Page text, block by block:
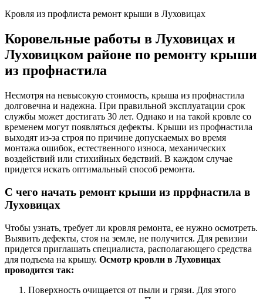
Кровля из профлиста ремонт крыши в Луховицах
Коровельные работы в Луховицах и
Луховицком районе по ремонту крыши
из профнастила
Несмотря на невысокую стоимость, крыша из профнастила
долговечна и надежна. При правильной эксплуатации срок
службы может достигать 30 лет. Однако и на такой кровле со
временем могут появляться дефекты. Крыши из профнастила
выходят из-за строя по причине допускаемых во время
монтажа ошибок, естественного износа, механических
воздействий или стихийных бедствий. В каждом случае
придется искать оптимальный способ ремонта.
С чего начать ремонт крыши из пррфнастила в
Луховицах
Чтобы узнать, требует ли кровля ремонта, ее нужно осмотреть.
Выявить дефекты, стоя на земле, не получится. Для ревизии
придется приглашать специалиста, располагающего средства
для подъема на крышу. Осмотр кровли в Луховицах
проводится так:
Поверхность очищается от пыли и грязи. Для этого